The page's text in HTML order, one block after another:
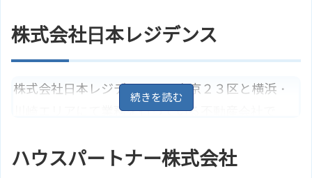
住所
東京都目黒区緑が丘1丁目23－11
東急大井町線「緑が丘駅」より徒
歩1分
ハチマンホームズ株式会社のサイ
トはこちら
受物件を中心に賃貸や土地・建物の売買、仲介・
管理などを行っています。また、土地・建物の買
取やリフォーム、不動産コンサルにも対応してい
図
東急田園都市線「池尻大橋駅」よ
株式会社日本レジデンス
株式会社日本レジデンスは、東京２３区と横浜・
川崎エリアにて業務を行っている不動産会社で
貸・管理などの業務を行っています。豊富な知識
ハウスパートナー株式会社